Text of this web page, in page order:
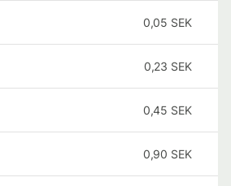
0,05 SEK
0,23 SEK
0,45 SEK
0,90 SEK